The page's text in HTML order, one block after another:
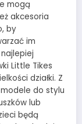
mogą
akcesoria
by
im
Little Tikes
działki. Z
do stylu
lub
będą